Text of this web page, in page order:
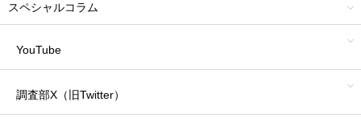
スペシャルコラム
YouTube
調査部X（旧Twitter）